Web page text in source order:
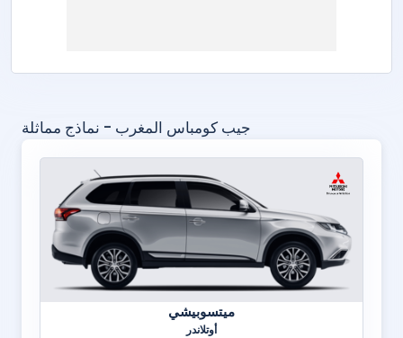
جيب كومباس المغرب - نماذج مماثلة
ميتسوبيشي
أوتلاندر